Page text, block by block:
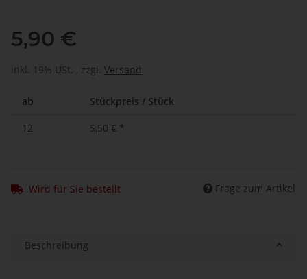
5,90 €
inkl. 19% USt. , zzgl. Versand
ab Stückpreis / Stück
12 5,50 € *
Wird für Sie bestellt Frage zum Artikel
Beschreibung